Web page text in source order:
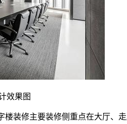
效果图
装修主要装修侧重点在大厅、